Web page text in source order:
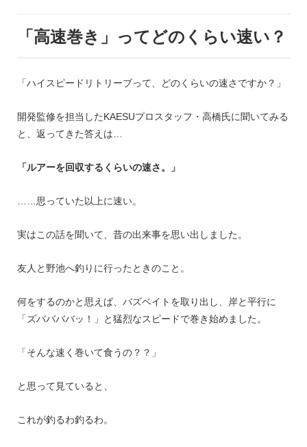
「高速巻き」ってどのくらい速い？
「ハイスピードリトリーブって、どのくらいの速さですか？」
開発監修を担当したKAESUプロスタッフ・高橋氏に聞いてみる
と、返ってきた答えは…
「ルアーを回収するくらいの速さ。」
……思っていた以上に速い。
実はこの話を聞いて、昔の出来事を思い出しました。
友人と野池へ釣りに行ったときのこと。
何をするのかと思えば、バズベイトを取り出し、岸と平行に
「ズババババッ！」と猛烈なスピードで巻き始めました。
「そんな速く巻いて食うの？？」
と思って見ていると、
これが釣るわ釣るわ。